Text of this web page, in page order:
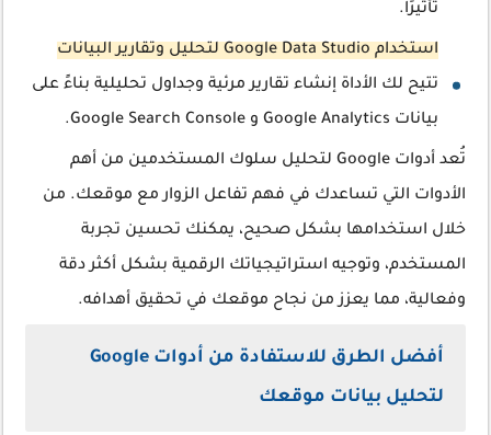
تأثيرًا.
استخدام Google Data Studio لتحليل وتقارير البيانات
تتيح لك الأداة إنشاء تقارير مرئية وجداول تحليلية بناءً على
بيانات Google Analytics و Google Search Console.
تُعد أدوات Google لتحليل سلوك المستخدمين من أهم
الأدوات التي تساعدك في فهم تفاعل الزوار مع موقعك. من
خلال استخدامها بشكل صحيح، يمكنك تحسين تجربة
المستخدم، وتوجيه استراتيجياتك الرقمية بشكل أكثر دقة
وفعالية، مما يعزز من نجاح موقعك في تحقيق أهدافه.
أفضل الطرق للاستفادة من أدوات Google
لتحليل بيانات موقعك